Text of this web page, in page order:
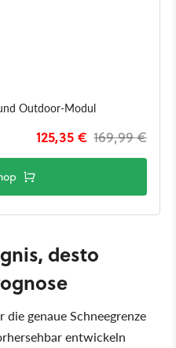
Outdoor-Modul
169,99 €
125,35 €
desto
genaue Schneegrenze
entwickeln